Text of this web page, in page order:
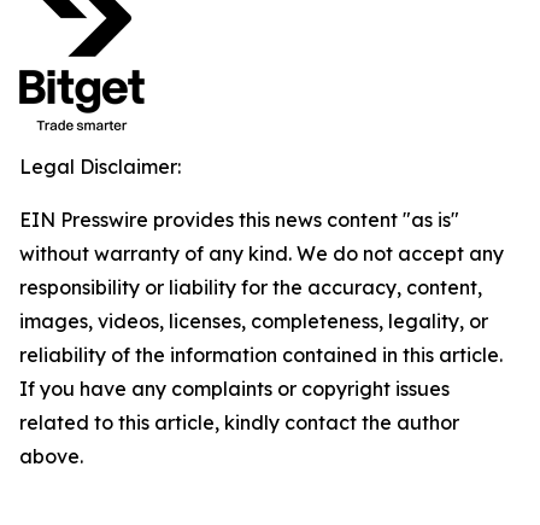
Legal Disclaimer:
EIN Presswire provides this news content "as is"
without warranty of any kind. We do not accept any
responsibility or liability for the accuracy, content,
images, videos, licenses, completeness, legality, or
reliability of the information contained in this article.
If you have any complaints or copyright issues
related to this article, kindly contact the author
above.